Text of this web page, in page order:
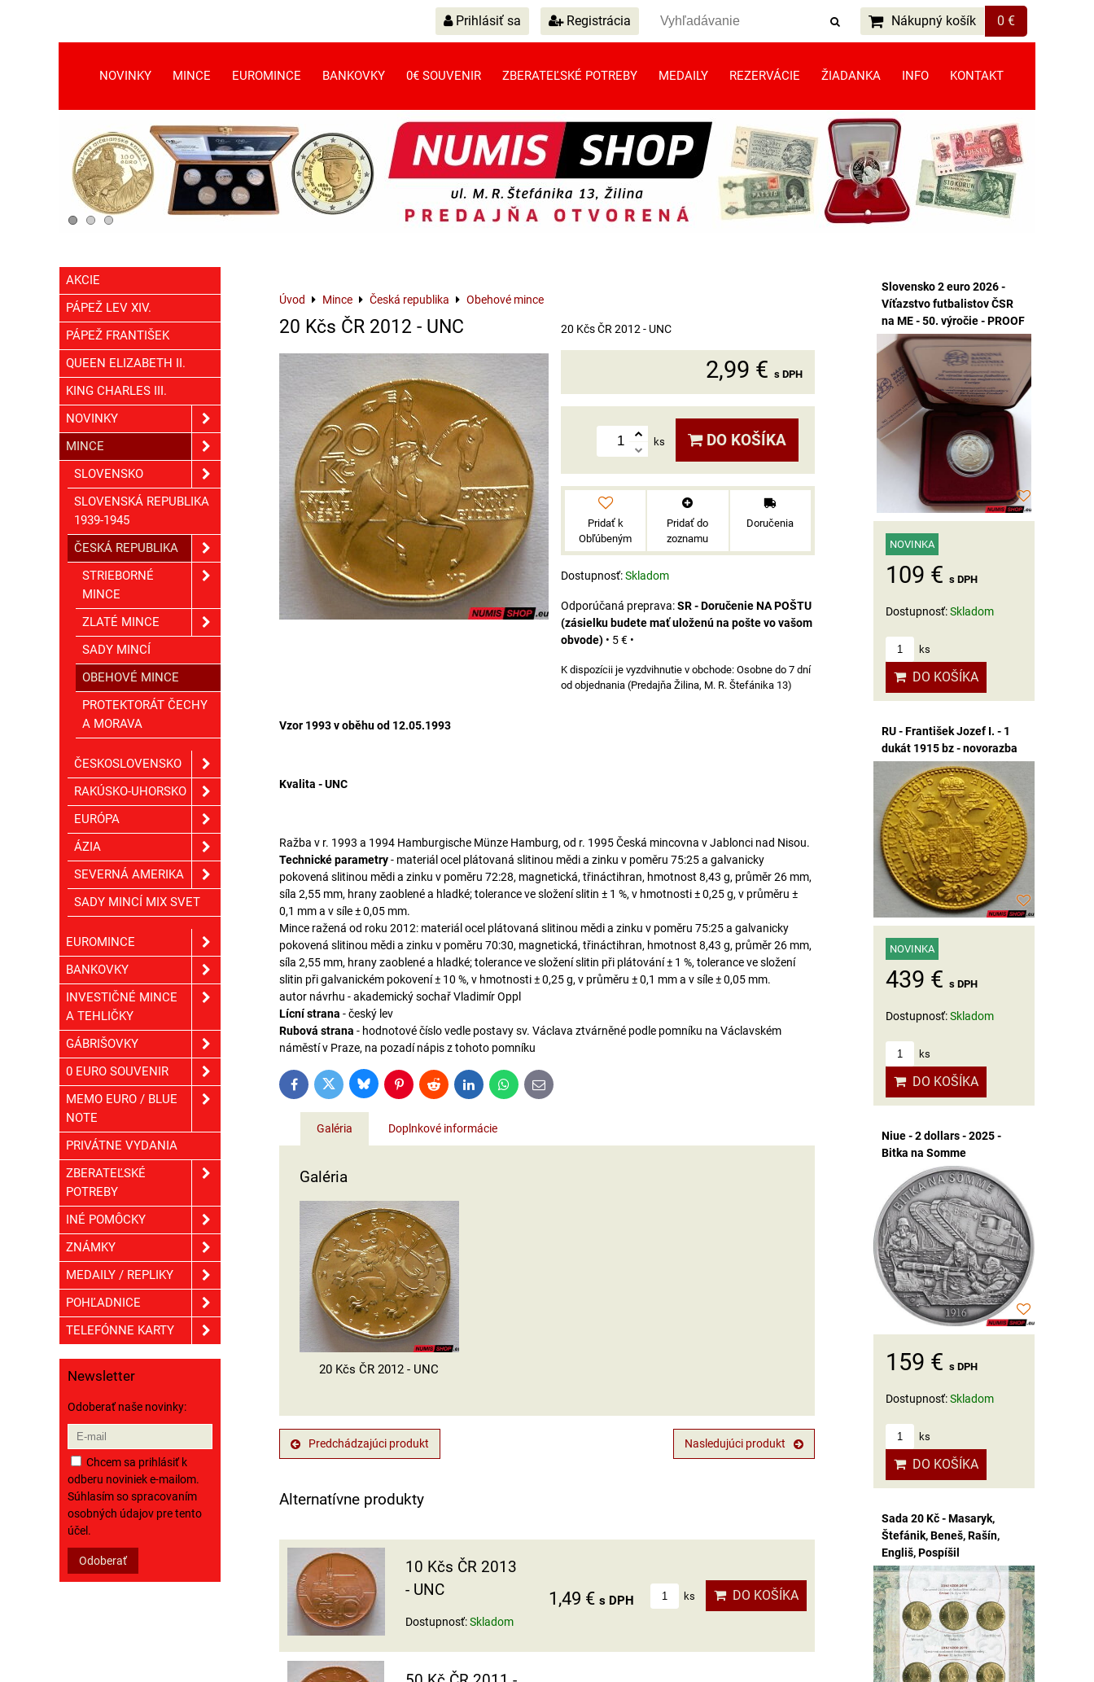
Prihlásiť sa Registrácia Nákupný košík 0 €
NOVINKY MINCE EUROMINCE BANKOVKY 0€ SOUVENIR ZBERATEĽSKÉ POTREBY MEDAILY REZERVÁCIE ŽIADANKA INFO KONTAKT
Úvod Mince Česká republika Obehové mince
20 Kčs ČR 2012 - UNC 20 Kčs ČR 2012 - UNC
2,99 € s DPH
ks DO KOŠÍKA
Pridať k
Obľúbeným
Pridať do
zoznamu
Doručenia
Dostupnosť:Skladom
SR - Doručenie NA POŠTU
(zásielku budete mať uloženú na pošte vo vašom
obvode) • 5 € •
Osobne do 7 dní
od objednania (Predajňa Žilina, M. R. Štefánika 13)
Vzor 1993 v oběhu od 12.05.1993
Kvalita - UNC
Ražba v r. 1993 a 1994 Hamburgische Münze Hamburg, od r. 1995 Česká mincovna v Jablonci nad Nisou.
Technické parametry- materiál ocel plátovaná slitinou mědi a zinku v poměru 75:25 a galvanicky
pokovená slitinou mědi a zinku v poměru 72:28, magnetická, třináctihran, hmotnost 8,43 g, průměr 26 mm,
síla 2,55 mm, hrany zaoblené a hladké; tolerance ve složení slitin ± 1 %, v hmotnosti ± 0,25 g, v průměru ±
0,1 mm a v síle ± 0,05 mm.
Mince ražená od roku 2012: materiál ocel plátovaná slitinou mědi a zinku v poměru 75:25 a galvanicky
pokovená slitinou mědi a zinku v poměru 70:30, magnetická, třináctihran, hmotnost 8,43 g, průměr 26 mm,
síla 2,55 mm, hrany zaoblené a hladké; tolerance ve složení slitin při plátování ± 1 %, tolerance ve složení
slitin při galvanickém pokovení ± 10 %, v hmotnosti ± 0,25 g, v průměru ± 0,1 mm a v síle ± 0,05 mm.
autor návrhu - akademický sochař Vladimír Oppl
Lícní strana - český lev
Rubová strana - hodnotové číslo vedle postavy sv. Václava ztvárněné podle pomníku na Václavském
náměstí v Praze, na pozadí nápis z tohoto pomníku
FacebookTwitter BlueskyPinterestReddit LinkedInWhatsApp
E-
mail
Galéria Doplnkové informácie
Galéria
20 Kčs ČR 2012 - UNC
Predchádzajúci produkt Nasledujúci produkt
Alternatívne produkty
10 Kčs ČR 2013
- UNC
Dostupnosť:Skladom
1,49 € s DPH ks DO KOŠÍKA
AKCIE
PÁPEŽ LEV XIV.
PÁPEŽ FRANTIŠEK
QUEEN ELIZABETH II.
KING CHARLES III.
NOVINKY
MINCE
SLOVENSKO
SLOVENSKÁ REPUBLIKA
1939-1945
ČESKÁ REPUBLIKA
STRIEBORNÉ
MINCE
ZLATÉ MINCE
SADY MINCÍ
OBEHOVÉ MINCE
PROTEKTORÁT ČECHY
A MORAVA
ČESKOSLOVENSKO
RAKÚSKO-UHORSKO
EURÓPA
ÁZIA
SEVERNÁ AMERIKA
SADY MINCÍ MIX SVET
EUROMINCE
BANKOVKY
INVESTIČNÉ MINCE
A TEHLIČKY
GÁBRIŠOVKY
0 EURO SOUVENIR
MEMO EURO / BLUE
NOTE
PRIVÁTNE VYDANIA
ZBERATEĽSKÉ
POTREBY
INÉ POMÔCKY
ZNÁMKY
MEDAILY / REPLIKY
POHĽADNICE
TELEFÓNNE KARTY
Newsletter
Odoberať naše novinky:
Chcem sa prihlásiť k
odberu noviniek e-mailom.
Súhlasím so spracovaním
osobných údajov pre tento
účel.
Odoberať
Slovensko 2 euro 2026 -
Víťazstvo futbalistov ČSR
na ME - 50. výročie - PROOF
NOVINKA
109 € s DPH
Dostupnosť:Skladom
ks
DO KOŠÍKA
RU - František Jozef I. - 1
dukát 1915 bz - novorazba
NOVINKA
439 € s DPH
Dostupnosť:Skladom
ks
DO KOŠÍKA
Niue - 2 dollars - 2025 -
Bitka na Somme
159 € s DPH
Dostupnosť:Skladom
ks
DO KOŠÍKA
Sada 20 Kč - Masaryk,
Štefánik, Beneš, Rašín,
Engliš, Pospíšil